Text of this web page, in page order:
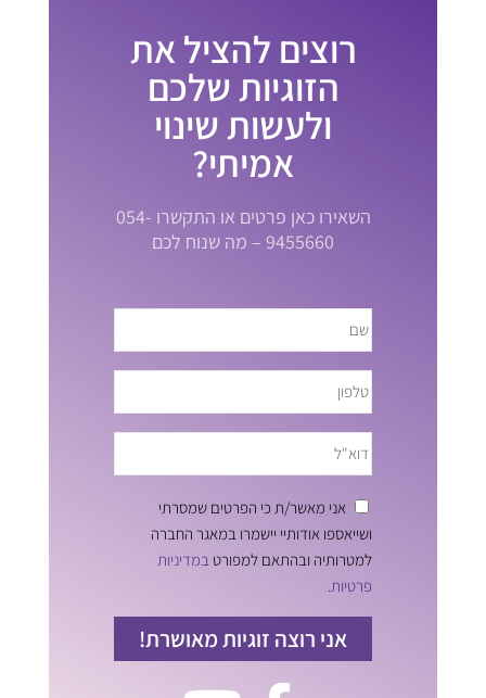
רוצים להציל את
הזוגיות שלכם
ולעשות שינוי
אמיתי?
השאירו כאן פרטים או התקשרו 054-
9455660 – מה שנוח לכם
אני מאשר/ת כי הפרטים שמסרתי
ושייאספו אודותיי יישמרו במאגר החברה
למטרותיה ובהתאם למפורט במדיניות
פרטיות.
אני רוצה זוגיות מאושרת!